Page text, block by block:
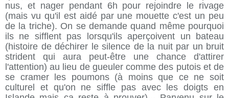
nus, et nager pendant 6h pour rejoindre le rivage
(mais vu qu'il est aidé par une mouette c'est un peu
de la triche). On se demande quand même pourquoi
ils ne sifflent pas lorsqu'ils aperçoivent un bateau
(histoire de déchirer le silence de la nuit par un bruit
strident qui aura peut-être une chance d'attirer
l'attention) au lieu de gueuler comme des putois et de
se cramer les poumons (à moins que ce ne soit
culturel et qu'on ne siffle pas avec les doigts en